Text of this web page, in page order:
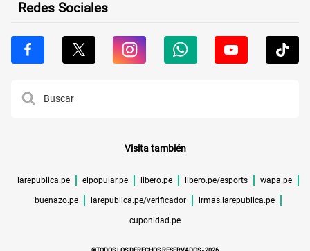
Redes Sociales
Visita también
larepublica.pe elpopular.pe libero.pe libero.pe/esports wapa.pe
buenazo.pe larepublica.pe/verificador lrmas.larepublica.pe
cuponidad.pe